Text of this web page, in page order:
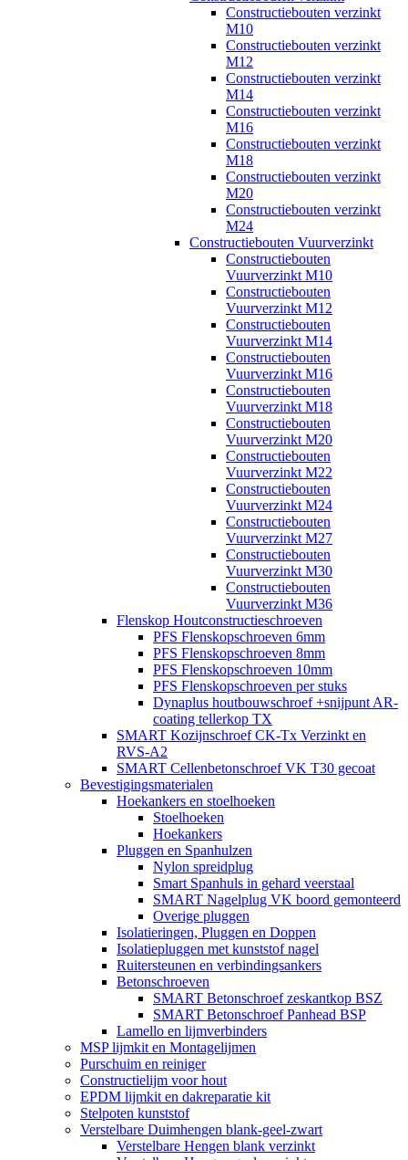
Constructiebouten verzinkt
M10
Constructiebouten verzinkt
M12
Constructiebouten verzinkt
M14
Constructiebouten verzinkt
M16
Constructiebouten verzinkt
M18
Constructiebouten verzinkt
M20
Constructiebouten verzinkt
M24
Constructiebouten Vuurverzinkt
Constructiebouten
Vuurverzinkt M10
Constructiebouten
Vuurverzinkt M12
Constructiebouten
Vuurverzinkt M14
Constructiebouten
Vuurverzinkt M16
Constructiebouten
Vuurverzinkt M18
Constructiebouten
Vuurverzinkt M20
Constructiebouten
Vuurverzinkt M22
Constructiebouten
Vuurverzinkt M24
Constructiebouten
Vuurverzinkt M27
Constructiebouten
Vuurverzinkt M30
Constructiebouten
Vuurverzinkt M36
Flenskop Houtconstructieschroeven
PFS Flenskopschroeven 6mm
PFS Flenskopschroeven 8mm
PFS Flenskopschroeven 10mm
PFS Flenskopschroeven per stuks
Dynaplus houtbouwschroef +snijpunt AR-
coating tellerkop TX
SMART Kozijnschroef CK-Tx Verzinkt en
RVS-A2
SMART Cellenbetonschroef VK T30 gecoat
Bevestigingsmaterialen
Hoekankers en stoelhoeken
Stoelhoeken
Hoekankers
Pluggen en Spanhulzen
Nylon spreidplug
Smart Spanhuls in gehard veerstaal
SMART Nagelplug VK boord gemonteerd
Overige pluggen
Isolatieringen, Pluggen en Doppen
Isolatiepluggen met kunststof nagel
Ruitersteunen en verbindingsankers
Betonschroeven
SMART Betonschroef zeskantkop BSZ
SMART Betonschroef Panhead BSP
Lamello en lijmverbinders
MSP lijmkit en Montagelijmen
Purschuim en reiniger
Constructielijm voor hout
EPDM lijmkit en dakreparatie kit
Stelpoten kunststof
Verstelbare Duimhengen blank-geel-zwart
Verstelbare Hengen blank verzinkt